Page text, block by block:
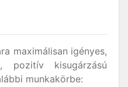
maximálisan igényes,
pozitív kisugárzású
munkakörbe: